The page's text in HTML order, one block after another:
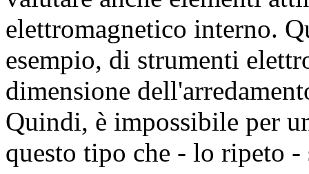
elettromagnetico interno.
esempio, di strumenti
dimensione
Quindi, è impossibile per
questo tipo che - lo ripeto